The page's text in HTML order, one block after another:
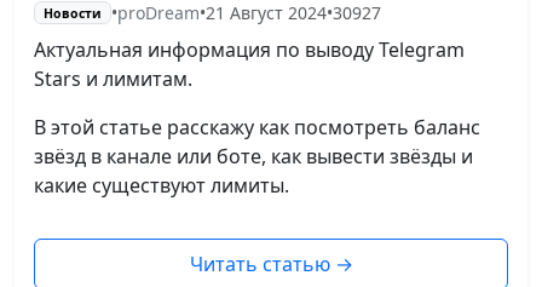
Новости •proDream•21 Август 2024•30927
Актуальная информация по выводу Telegram
Stars и лимитам.
В этой статье расскажу как посмотреть баланс
звёзд в канале или боте, как вывести звёзды и
какие существуют лимиты.
Читать статью →